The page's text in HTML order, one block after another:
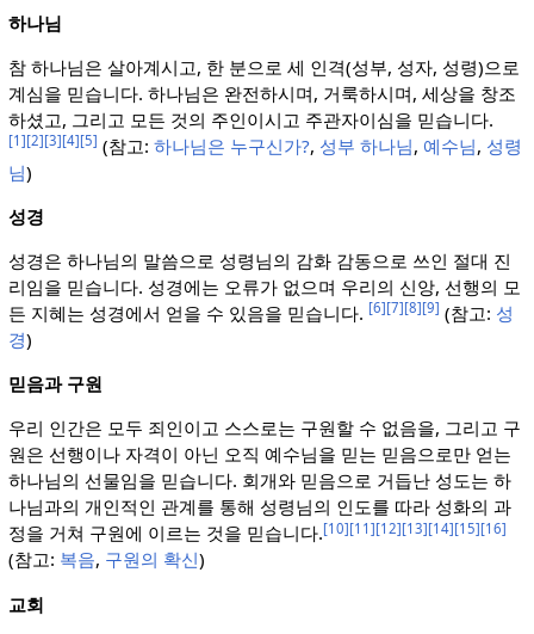
하나님
참 하나님은 살아계시고, 한 분으로 세 인격(성부, 성자, 성령)으로
계심을 믿습니다. 하나님은 완전하시며, 거룩하시며, 세상을 창조
하셨고, 그리고 모든 것의 주인이시고 주관자이심을 믿습니다.
[1][2][3][4][5] (참고: 하나님은 누구신가?, 성부 하나님, 예수님, 성령
님)
성경
성경은 하나님의 말씀으로 성령님의 감화 감동으로 쓰인 절대 진
리임을 믿습니다. 성경에는 오류가 없으며 우리의 신앙, 선행의 모
든 지혜는 성경에서 얻을 수 있음을 믿습니다. [6][7][8][9] (참고: 성
경)
믿음과 구원
우리 인간은 모두 죄인이고 스스로는 구원할 수 없음을, 그리고 구
원은 선행이나 자격이 아닌 오직 예수님을 믿는 믿음으로만 얻는
하나님의 선물임을 믿습니다. 회개와 믿음으로 거듭난 성도는 하
나님과의 개인적인 관계를 통해 성령님의 인도를 따라 성화의 과
정을 거쳐 구원에 이르는 것을 믿습니다.[10][11][12][13][14][15][16]
(참고: 복음, 구원의 확신)
교회